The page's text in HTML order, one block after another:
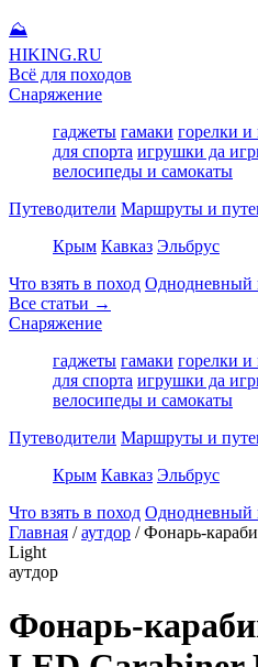
⛰
HIKING.RU
Всё для походов
Снаряжение
гаджеты гамаки горелки и
для спорта игрушки да
велосипеды и самокаты
Путеводители Маршруты и
Крым Кавказ Эльбрус
Что взять в поход Однодневный
Все статьи →
Снаряжение
гаджеты гамаки горелки и
для спорта игрушки да
велосипеды и самокаты
Путеводители Маршруты и
Крым Кавказ Эльбрус
Что взять в поход Однодневный
Главная / аутдор / Фонарь-
Light
аутдор
Фонарь-